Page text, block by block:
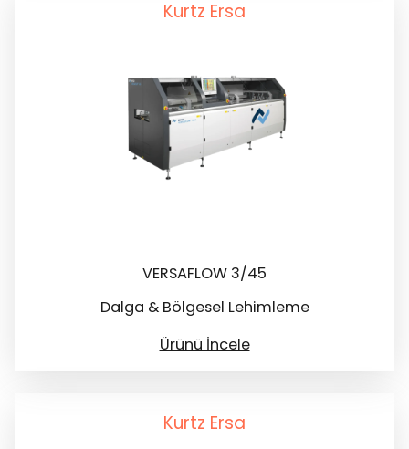
Kurtz Ersa
VERSAFLOW 3/45
Dalga & Bölgesel Lehimleme
Ürünü İncele
Kurtz Ersa